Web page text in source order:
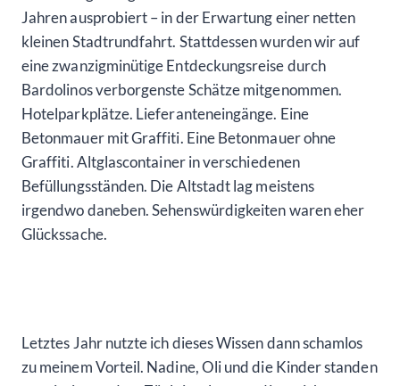
Jahren ausprobiert – in der Erwartung einer netten
kleinen Stadtrundfahrt. Stattdessen wurden wir auf
eine zwanzigminütige Entdeckungsreise durch
Bardolinos verborgenste Schätze mitgenommen.
Hotelparkplätze. Lieferanteneingänge. Eine
Betonmauer mit Graffiti. Eine Betonmauer ohne
Graffiti. Altglascontainer in verschiedenen
Befüllungsständen. Die Altstadt lag meistens
irgendwo daneben. Sehenswürdigkeiten waren eher
Glückssache.
Letztes Jahr nutzte ich dieses Wissen dann schamlos
zu meinem Vorteil. Nadine, Oli und die Kinder standen